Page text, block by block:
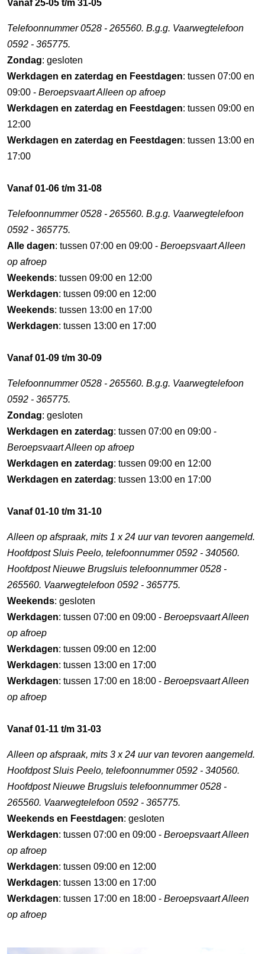
Vanaf 25-05 t/m 31-05
Telefoonnummer 0528 - 265560. B.g.g. Vaarwegtelefoon
0592 - 365775.
Zondag: gesloten
Werkdagen en zaterdag en Feestdagen: tussen 07:00 en
09:00 - Beroepsvaart Alleen op afroep
Werkdagen en zaterdag en Feestdagen: tussen 09:00 en
12:00
Werkdagen en zaterdag en Feestdagen: tussen 13:00 en
17:00
Vanaf 01-06 t/m 31-08
Telefoonnummer 0528 - 265560. B.g.g. Vaarwegtelefoon
0592 - 365775.
Alle dagen: tussen 07:00 en 09:00 - Beroepsvaart Alleen
op afroep
Weekends: tussen 09:00 en 12:00
Werkdagen: tussen 09:00 en 12:00
Weekends: tussen 13:00 en 17:00
Werkdagen: tussen 13:00 en 17:00
Vanaf 01-09 t/m 30-09
Telefoonnummer 0528 - 265560. B.g.g. Vaarwegtelefoon
0592 - 365775.
Zondag: gesloten
Werkdagen en zaterdag: tussen 07:00 en 09:00 -
Beroepsvaart Alleen op afroep
Werkdagen en zaterdag: tussen 09:00 en 12:00
Werkdagen en zaterdag: tussen 13:00 en 17:00
Vanaf 01-10 t/m 31-10
Alleen op afspraak, mits 1 x 24 uur van tevoren aangemeld.
Hoofdpost Sluis Peelo, telefoonnummer 0592 - 340560.
Hoofdpost Nieuwe Brugsluis telefoonnummer 0528 -
265560. Vaarwegtelefoon 0592 - 365775.
Weekends: gesloten
Werkdagen: tussen 07:00 en 09:00 - Beroepsvaart Alleen
op afroep
Werkdagen: tussen 09:00 en 12:00
Werkdagen: tussen 13:00 en 17:00
Werkdagen: tussen 17:00 en 18:00 - Beroepsvaart Alleen
op afroep
Vanaf 01-11 t/m 31-03
Alleen op afspraak, mits 3 x 24 uur van tevoren aangemeld.
Hoofdpost Sluis Peelo, telefoonnummer 0592 - 340560.
Hoofdpost Nieuwe Brugsluis telefoonnummer 0528 -
265560. Vaarwegtelefoon 0592 - 365775.
Weekends en Feestdagen: gesloten
Werkdagen: tussen 07:00 en 09:00 - Beroepsvaart Alleen
op afroep
Werkdagen: tussen 09:00 en 12:00
Werkdagen: tussen 13:00 en 17:00
Werkdagen: tussen 17:00 en 18:00 - Beroepsvaart Alleen
op afroep